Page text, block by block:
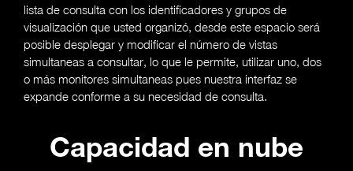
lista de consulta con los identificadores y grupos de
visualización que usted organizó, desde este espacio será
posible desplegar y modificar el número de vistas
simultaneas a consultar, lo que le permite, utilizar uno, dos
o más monitores simultaneas pues nuestra interfaz se
expande conforme a su necesidad de consulta.
Capacidad en nube